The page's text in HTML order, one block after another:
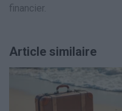
financier.
Article similaire